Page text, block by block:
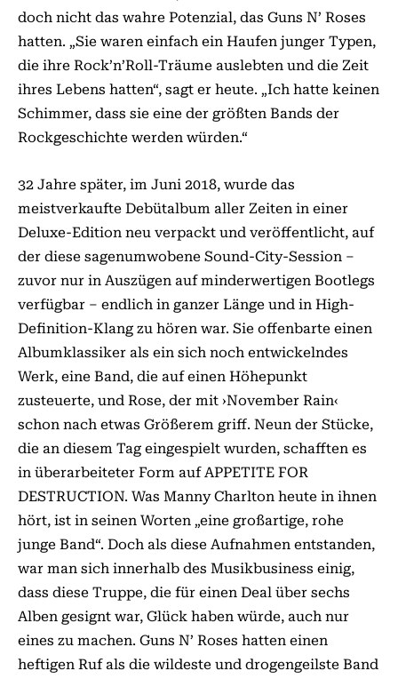
doch nicht das wahre Potenzial, das Guns N’ Roses
hatten. „Sie waren einfach ein Haufen junger Typen,
die ihre Rock’n’Roll-Träume auslebten und die Zeit
ihres Lebens hatten“, sagt er heute. „Ich hatte keinen
Schimmer, dass sie eine der größten Bands der
Rockgeschichte werden würden.“
32 Jahre später, im Juni 2018, wurde das
meistverkaufte Debütalbum aller Zeiten in einer
Deluxe-Edition neu verpackt und veröffentlicht, auf
der diese sa­­genumwobene Sound-City-Session –
zuvor nur in Auszügen auf minderwertigen Bootlegs
verfügbar – endlich in ganzer Länge und in High-
Definition-Klang zu hören war. Sie offenbarte einen
Albumklassiker als ein sich noch entwickelndes
Werk, eine Band, die auf einen Höhepunkt
zusteuerte, und Rose, der mit ›November Rain‹
schon nach etwas Größerem griff. Neun der Stücke,
die an diesem Tag eingespielt wurden, schafften es
in überarbeiteter Form auf APPETITE FOR
DESTRUCTION. Was Manny Charlton heute in ihnen
hört, ist in seinen Worten „eine großartige, rohe
junge Band“. Doch als diese Aufnahmen entstanden,
war man sich innerhalb des Musikbusiness einig,
dass diese Truppe, die für einen Deal über sechs
Alben gesignt war, Glück haben würde, auch nur
eines zu machen. Guns N’ Roses hatten einen
heftigen Ruf als die wildeste und drogengeilste Band